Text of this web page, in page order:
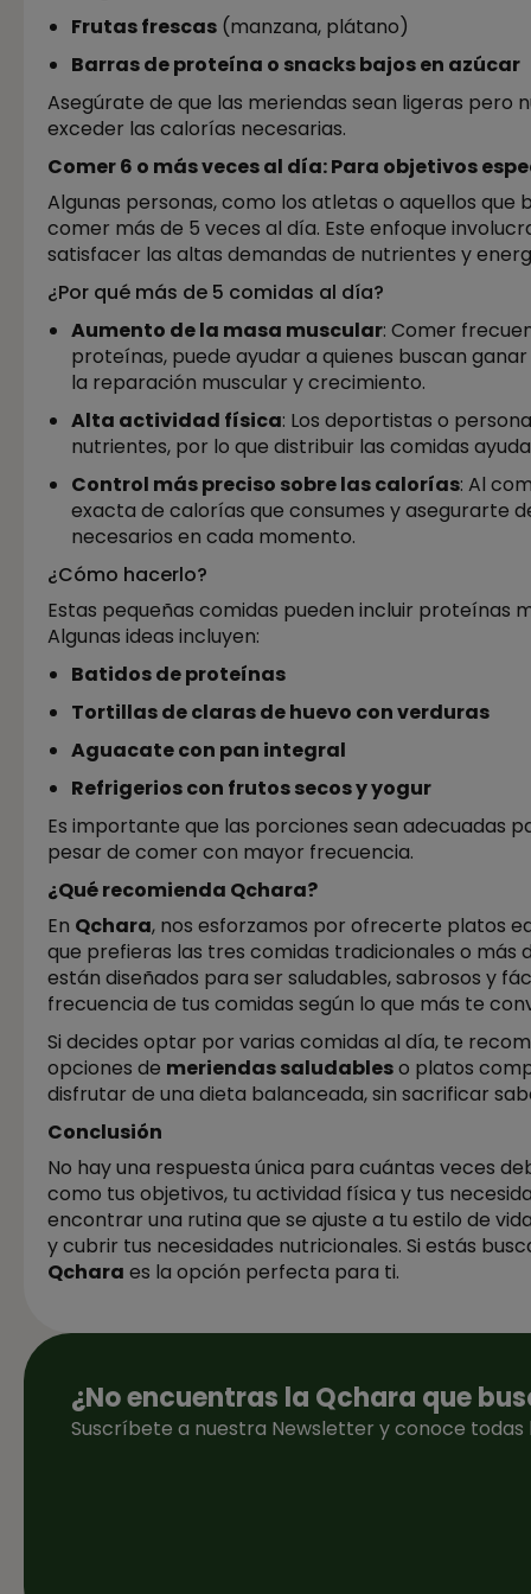
Frutas frescas (manzana, plátano)
Barras de proteína o snacks bajos en azúcar
Asegúrate de que las meriendas sean ligeras
exceder las calorías necesarias.
Comer 6 o más veces al día: Para objetivos
Algunas personas, como los atletas o aquellos
comer más de 5 veces al día. Este enfoque
satisfacer las altas demandas de nutrientes y
¿Por qué más de 5 comidas al día?
Aumento de la masa muscular: Comer
proteínas, puede ayudar a quienes buscan
la reparación muscular y crecimiento.
Alta actividad física: Los deportistas o
nutrientes, por lo que distribuir las comidas
Control más preciso sobre las calorías: Al
exacta de calorías que consumes y asegurarte
necesarios en cada momento.
¿Cómo hacerlo?
Estas pequeñas comidas pueden incluir proteínas
Algunas ideas incluyen:
Batidos de proteínas
Tortillas de claras de huevo con verduras
Aguacate con pan integral
Refrigerios con frutos secos y yogur
Es importante que las porciones sean adecuadas
pesar de comer con mayor frecuencia.
¿Qué recomienda Qchara?
En Qchara, nos esforzamos por ofrecerte platos
que prefieras las tres comidas tradicionales o más
están diseñados para ser saludables, sabrosos y
frecuencia de tus comidas según lo que más te
Si decides optar por varias comidas al día, te
opciones de meriendas saludableso platos
disfrutar de una dieta balanceada, sin sacrificar
Conclusión
No hay una respuesta única para cuántas veces
como tus objetivos, tu actividad física y tus
encontrar una rutina que se ajuste a tu estilo de
y cubrir tus necesidades nutricionales. Si estás
Qchara es la opción perfecta para ti.
¿No encuentras la Qchara que
Suscríbete a nuestra Newsletter y conoce todas